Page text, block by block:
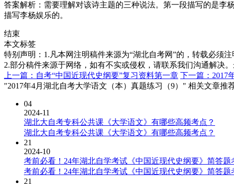
答案解析：需要理解对该诗主题的三种说法。第一段描写的是李
描写李杨娱乐的。
结束
本文标签
特别声明：1.凡本网注明稿件来源为“湖北自考网”的，转载必须
2.部分稿件来源于网络，如有不实或侵权，请联系我们沟通解决
上一篇：自考“中国近现代史纲要”复习资料第一章 下一篇：2017
"2017年4月湖北自考大学语文（本）真题练习（9）" 相关文章推
04
2024-11
湖北大自考专科公共课《大学语文》有哪些高频考点？
湖北大自考专科公共课《大学语文》有哪些高频考点？
21
2024-10
考前必看！24年湖北自学考试《中国近现代史纲要》简答题
考前必看！24年湖北自学考试《中国近现代史纲要》简答题
21